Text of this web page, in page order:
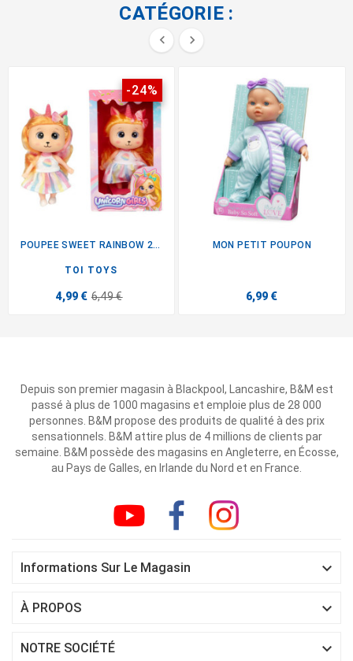
CATÉGORIE :
 
-24%
POUPEE SWEET RAINBOW 20CM 6ASS
TOI TOYS
4,99 € 6,49 €
MON PETIT POUPON
6,99 €
Depuis son premier magasin à Blackpool, Lancashire, B&M est
passé à plus de 1000 magasins et emploie plus de 28 000
personnes. B&M propose des produits de qualité à des prix
sensationnels. B&M attire plus de 4 millions de clients par
semaine. B&M possède des magasins en Angleterre, en Écosse,
au Pays de Galles, en Irlande du Nord et en France.
Informations Sur Le Magasin 
À PROPOS 
NOTRE SOCIÉTÉ 